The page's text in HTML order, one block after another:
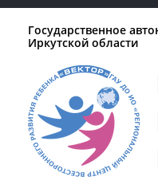
Государственное
Иркутской области